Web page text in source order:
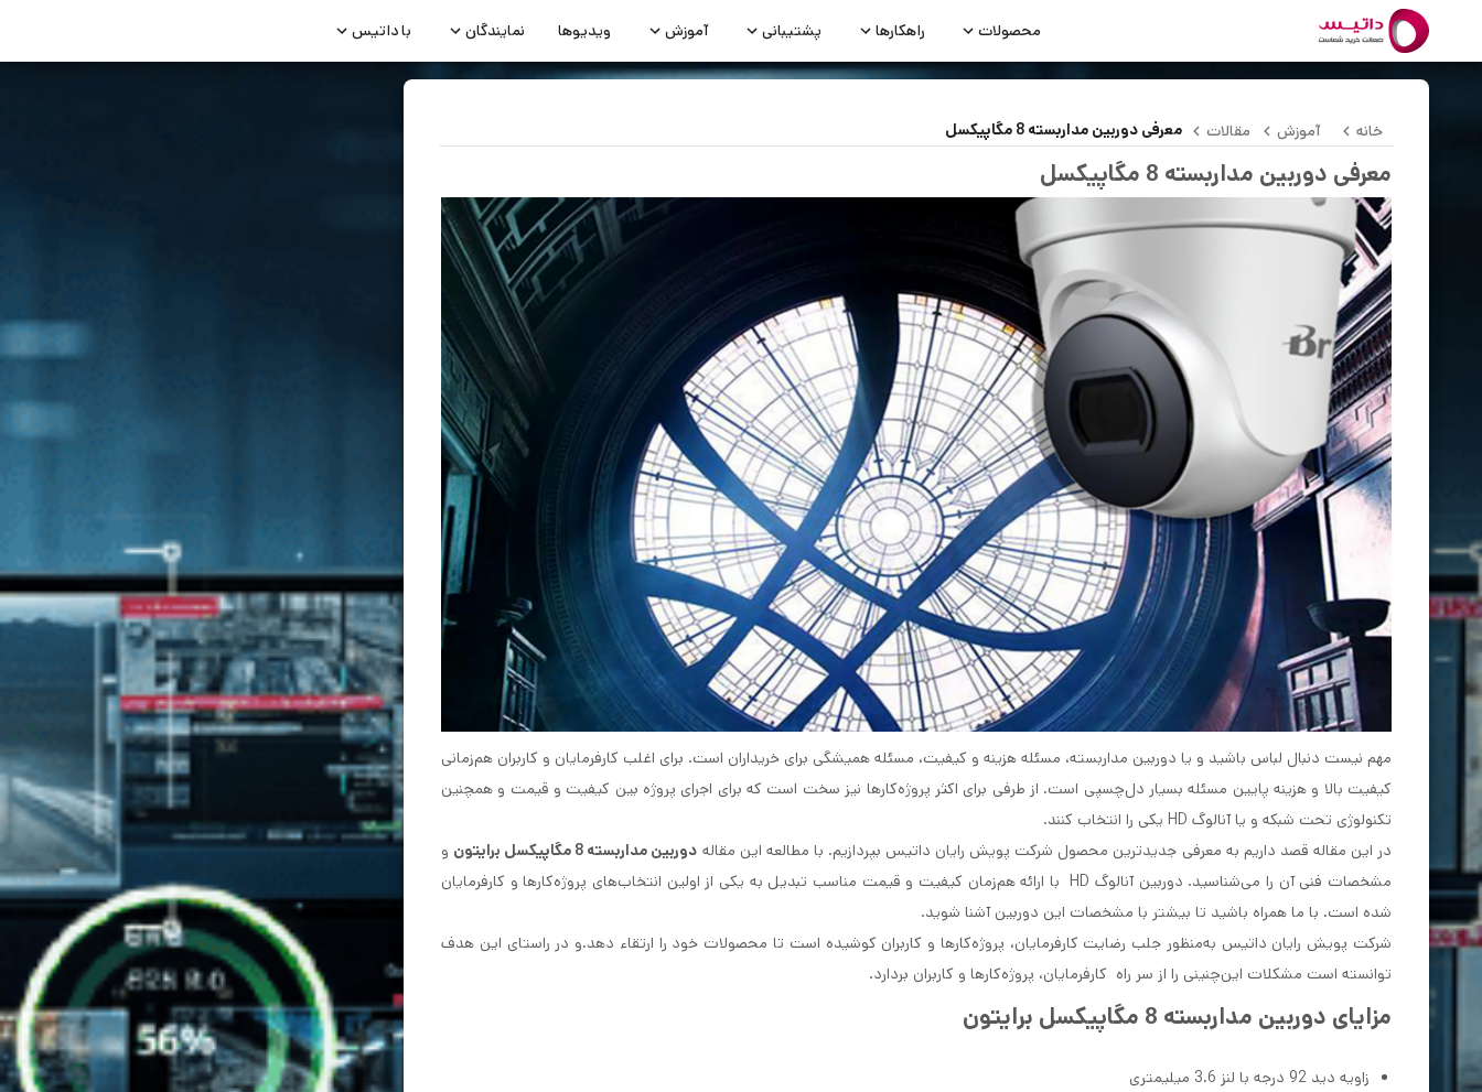
محصولات راهکارها پشتیبانی آموزش ویدیوها نمایندگان با داتیس
خانه آموزش مقالات معرفی دوربین مداربسته 8 مگاپیکسل
معرفی دوربین مداربسته 8 مگاپیکسل
مهم نیست دنبال لباس باشید و یا دوربین مداربسته، مسئله هزینه و کیفیت، مسئله همیشگی برای خریداران است. برای اغلب کارفرمایان و کاربران هم‌زمانی
کیفیت بالا و هزینه پایین مسئله بسیار دل‌چسپی است. از طرفی برای اکثر پروژه‌کارها نیز سخت است که برای اجرای پروژه بین کیفیت و قیمت و همچنین
تکنولوژی تحت شبکه و یا آنالوگ HD یکی را انتخاب کنند.
در این مقاله قصد داریم به معرفی جدیدترین محصول شرکت پویش رایان داتیس بپردازیم. با مطالعه این مقاله دوربین مداربسته 8 مگاپیکسل برایتون
و
مشخصات فنی آن را می‌شناسید. دوربین آنالوگ HD با ارائه هم‌زمان کیفیت و قیمت مناسب تبدیل به یکی از اولین انتخاب‌های پروژه‌کارها و کارفرمایان
شده است. با ما همراه باشید تا بیشتر با مشخصات این دوربین آشنا شوید.
شرکت پویش رایان داتیس به‌منظور جلب رضایت کارفرمایان، پروژه‌کارها و کاربران کوشیده است تا محصولات خود را ارتقاء دهد.و در راستای این هدف
توانسته است مشکلات این‌چنینی را از سر راه کارفرمایان، پروژه‌کارها و کاربران بردارد.
مزایای دوربین مداربسته 8 مگاپیکسل برایتون
زاویه دید 92 درجه با لنز 3.6 میلیمتری